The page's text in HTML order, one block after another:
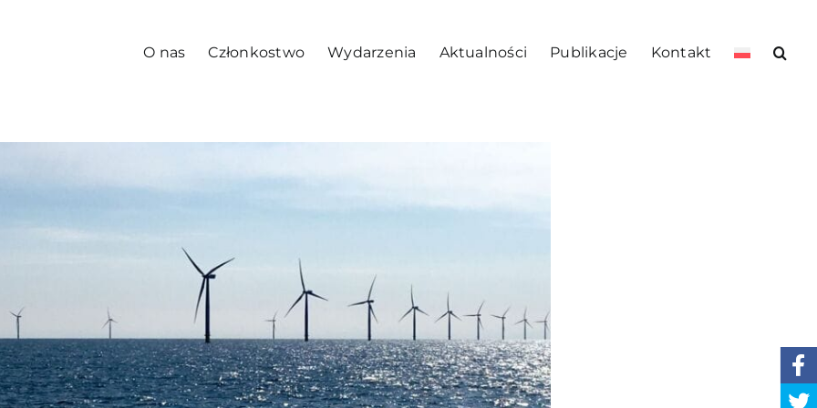
O nas Członkostwo Wydarzenia Aktualności Publikacje Kontakt